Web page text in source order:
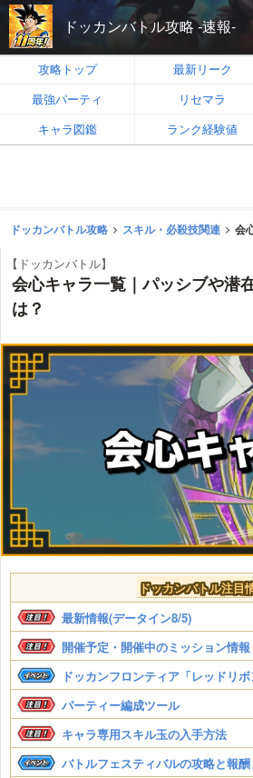
ドッカンバトル攻略 -速報-
攻略トップ 最新リーク
最強パーティ
リセマラ
キャラ図鑑
ランク経験値
ドッカンバトル攻略 スキル・必殺技関連 会
【ドッカンバトル】
会心キャラ一覧｜パッシブや潜
は？
ドッカンバトル注目
最新情報(データイン8/5)
開催予定・開催中のミッション情報
ドッカンフロンティア「レッドリボ
パーティー編成ツール
キャラ専用スキル玉の入手方法
バトルフェスティバルの攻略と報